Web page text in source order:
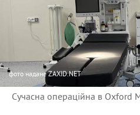
фото надане ZAXID.NET
Сучасна операційна в Oxford